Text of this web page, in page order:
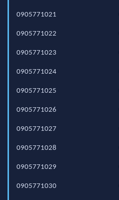
0905771021
0905771022
0905771023
0905771024
0905771025
0905771026
0905771027
0905771028
0905771029
0905771030